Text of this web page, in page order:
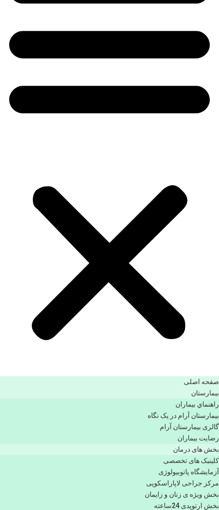
صفحه اصلی
بيمارستان
راهنماي بیماران
بیمارستان آرام در یک نگاه
گالری بیمارستان آرام
رضایت بیماران
بخش های درمان
کلینیک های تخصصی
آزمایشگاه پاتوبیولوژی
مرکز جراحی لاپاراسکوپی
بخش ویژه ی زنان و زایمان
بخش ارتوپدی 24ساعته